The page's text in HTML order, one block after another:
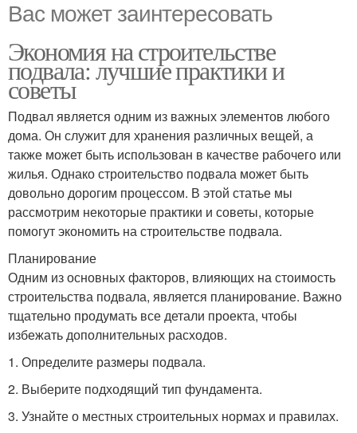
Вас может заинтересовать
Экономия на строительстве
подвала: лучшие практики и
советы
Подвал является одним из важных элементов любого
дома. Он служит для хранения различных вещей, а
также может быть использован в качестве рабочего или
жилья. Однако строительство подвала может быть
довольно дорогим процессом. В этой статье мы
рассмотрим некоторые практики и советы, которые
помогут экономить на строительстве подвала.
Планирование
Одним из основных факторов, влияющих на стоимость
строительства подвала, является планирование. Важно
тщательно продумать все детали проекта, чтобы
избежать дополнительных расходов.
1. Определите размеры подвала.
2. Выберите подходящий тип фундамента.
3. Узнайте о местных строительных нормах и правилах.